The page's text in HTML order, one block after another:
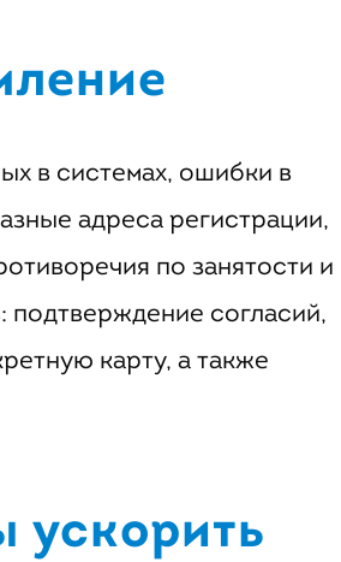
в системах, ошибки в
адреса регистрации,
по занятости и
подтверждение согласий,
карту, а также
ускорить